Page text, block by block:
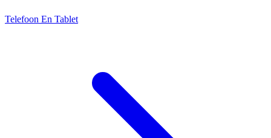
Telefoon En Tablet